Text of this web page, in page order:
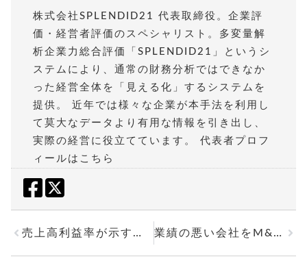
株式会社SPLENDID21 代表取締役。企業評
価・経営者評価のスペシャリスト。多変量解
析企業力総合評価「SPLENDID21」というシ
ステムにより、通常の財務分析ではできなか
った経営全体を「見える化」するシステムを
提供。 近年では様々な企業が本手法を利用し
て莫大なデータより有用な情報を引き出し、
実際の経営に役立てています。 代表者プロフ
ィールはこちら
売上高利益率が示す反発力と企業成長 自重堂 業績の悪い会社をM&Aする ジー・テイスト